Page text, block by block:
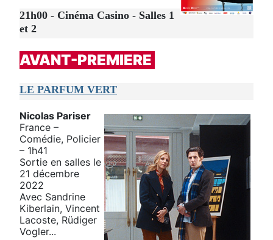
21h00 - Cinéma Casino - Salles 1
et 2
AVANT-PREMIERE
LE PARFUM VERT
Nicolas Pariser
France –
Comédie, Policier
– 1h41
Sortie en salles le
21 décembre
2022
Avec Sandrine
Kiberlain, Vincent
Lacoste, Rüdiger
Vogler...